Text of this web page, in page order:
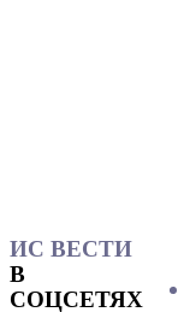
ИС ВЕСТИ
В
СОЦСЕТЯХ